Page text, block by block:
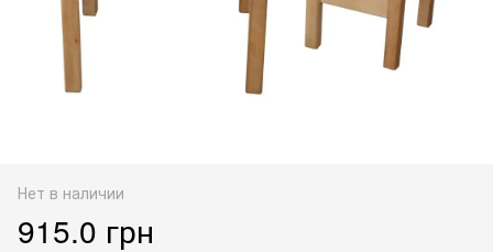
Нет в наличии
915.0 грн